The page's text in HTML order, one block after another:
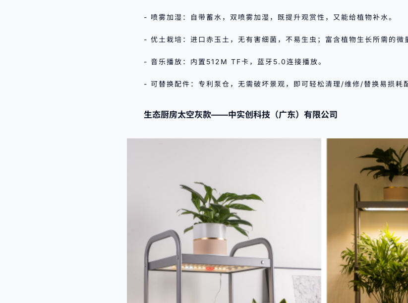
- 喷雾加湿：自带蓄水，双喷雾加湿，既提升观赏性，又能给植物补水。
- 优土栽培：进口赤玉土，无有害细菌，不易生虫；富含植物生长所需的微
- 音乐播放：内置512M TF卡，蓝牙5.0连接播放。
- 可替换配件：专利泵仓，无需破坏景观，即可轻松清理/维修/替换易损耗
生态厨房太空灰款——中实创科技（广东）有限公司